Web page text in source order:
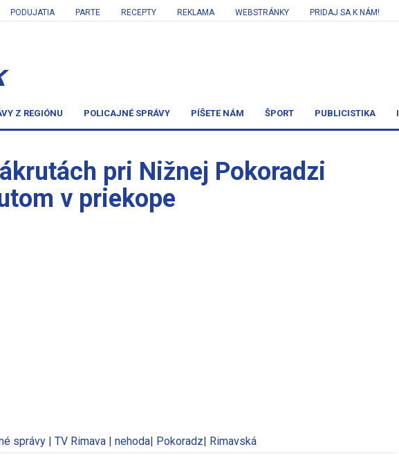
PODUJATIA PARTE RECEPTY REKLAMA WEBSTRÁNKY PRIDAJ SA K NÁM!
Z REGIÓNU POLICAJNÉ SPRÁVY PÍŠETE NÁM ŠPORT PUBLICISTIKA
pri Nižnej Pokoradzi
v priekope
správy| TV Rimava| nehoda| Pokoradz| Rimavská